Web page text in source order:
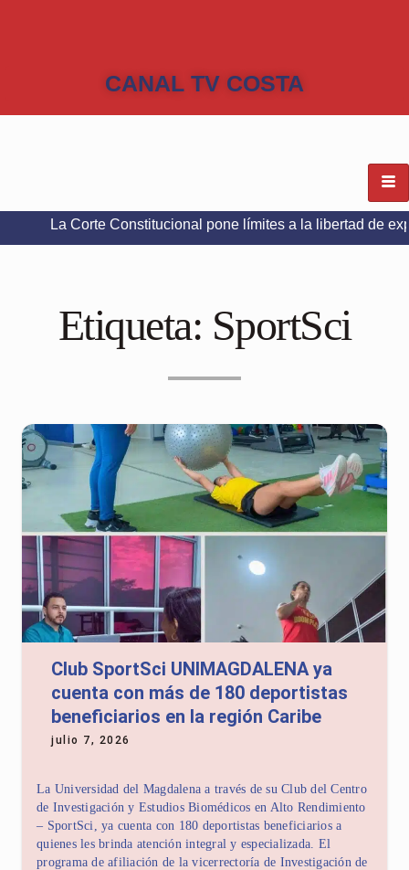
CANAL TV COSTA
Corte Constitucional pone límites a la libertad de expresión
Etiqueta: SportSci
Club SportSci UNIMAGDALENA ya
cuenta con más de 180 deportistas
beneficiarios en la región Caribe
julio 7, 2026
La Universidad del Magdalena a través de su Club del Centro
de Investigación y Estudios Biomédicos en Alto Rendimiento
– SportSci, ya cuenta con 180 deportistas beneficiarios a
quienes les brinda atención integral y especializada. El
programa de afiliación de la vicerrectoría de Investigación de